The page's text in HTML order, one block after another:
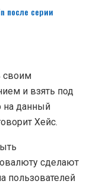
после серии
своим
и взять под
на данный
Хейс.
сделают
пользователей